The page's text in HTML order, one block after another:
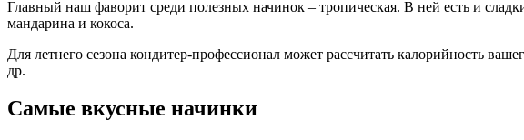
Главный наш фаворит среди полезных начинок – тропическая. В ней есть и
мандарина и кокоса.
Для летнего сезона кондитер-профессионал может рассчитать калорийность
др.
Самые вкусные начинки